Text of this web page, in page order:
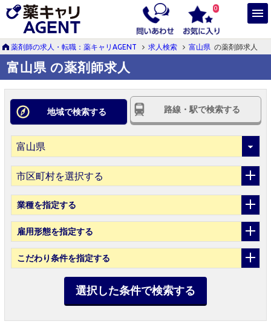
0
薬剤師の求人・転職：薬キャリAGENT 求人検索 富山県 の薬剤師求人
富山県 の薬剤師求人
地域で検索する 路線・駅で検索する
市区町村を選択する
業種を指定する
雇用形態を指定する
こだわり条件を指定する
選択した条件で検索する